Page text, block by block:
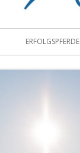
ERFOLGSPFERDE